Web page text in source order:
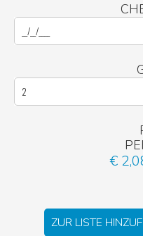
€
ZUR LISTE